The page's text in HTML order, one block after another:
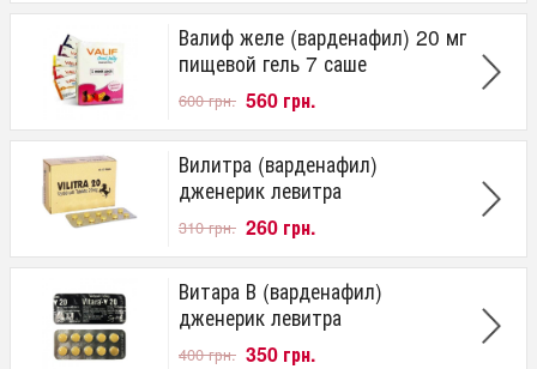
Начинает действовать через:
от 45 минут
от 20 минут
Время действия
до 9 часов
Совместимость с алкоголем
полностью совместим
Пол
для мужчин
Валиф желе (варденафил) 20 мг
пищевой гель 7 саше
600 грн. 560 грн.
Вилитра (варденафил)
дженерик левитра
310 грн. 260 грн.
Витара В (варденафил)
дженерик левитра
400 грн. 350 грн.